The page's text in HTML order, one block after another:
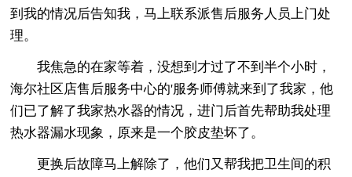
到我的情况后告知我，马上联系派售后服务人员上门处
理。
我焦急的在家等着，没想到才过了不到半个小时，
海尔社区店售后服务中心的'服务师傅就来到了我家，他
们已了解了我家热水器的情况，进门后首先帮助我处理
热水器漏水现象，原来是一个胶皮垫坏了。
更换后故障马上解除了，他们又帮我把卫生间的积